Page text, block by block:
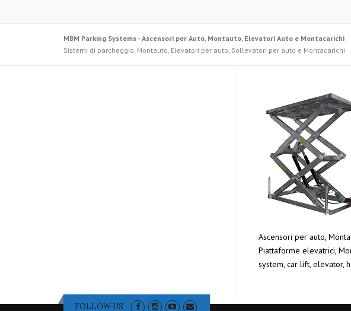
MBM Parking Systems - Ascensori per Auto, Montauto, Elevatori Auto e Montacarichi
Sistemi di parcheggio, Montauto, Elevatori per auto, Sollevatori per auto e Montacarichi
Ascensori per auto,
Piattaforme elevatrici,
system, car lift, elevator,
FOLLOW US